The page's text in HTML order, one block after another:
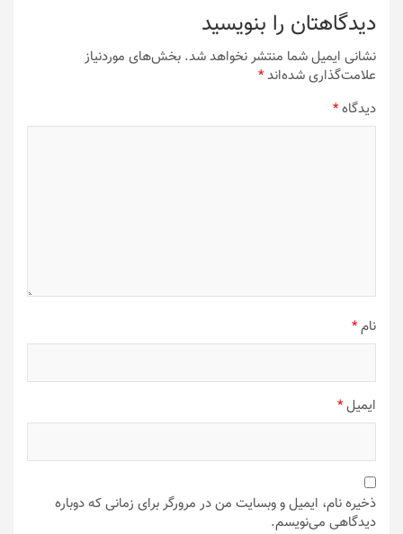
دیدگاهتان را بنویسید
نشانی ایمیل شما منتشر نخواهد شد. بخش‌های موردنیاز
علامت‌گذاری شده‌اند*
دیدگاه*
نام*
ایمیل*
ذخیره نام، ایمیل و وبسایت من در مرورگر برای زمانی که دوباره
دیدگاهی می‌نویسم.